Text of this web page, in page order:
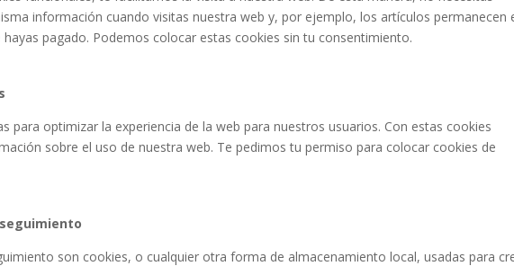
información cuando visitas nuestra web y, por ejemplo, los artículos permanecen
pagado. Podemos colocar estas cookies sin tu consentimiento.
para optimizar la experiencia de la web para nuestros usuarios. Con estas cookies
sobre el uso de nuestra web. Te pedimos tu permiso para colocar cookies de
son cookies, o cualquier otra forma de almacenamiento local, usadas para